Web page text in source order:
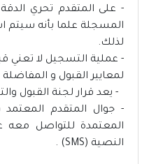
- على المتقدم تحري
المسجلة علما بأنه سيتم
لذلك.
- عملية التسجيل لا
لمعايير القبول و المفاضلة
- يعد قرار لجنة القبول
- جوال المتقدم
المعتمدة للتواصل معه
النصية (SMS) .